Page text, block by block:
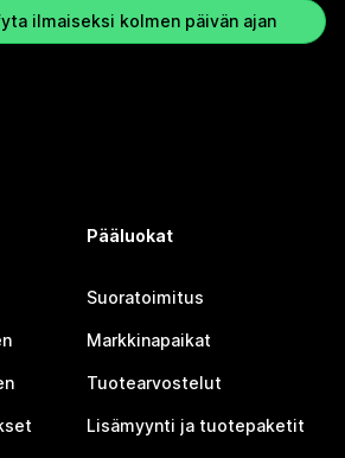
ilmaiseksi kolmen päivän ajan
Pääluokat
Suoratoimitus
Markkinapaikat
Tuotearvostelut
Lisämyynti ja tuotepaketit